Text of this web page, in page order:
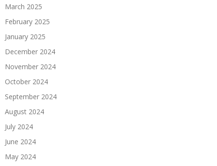
March 2025
February 2025
January 2025
December 2024
November 2024
October 2024
September 2024
August 2024
July 2024
June 2024
May 2024